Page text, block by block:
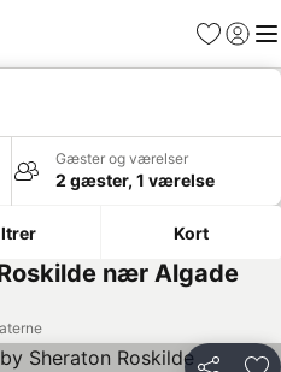
Favoritter
Log ind
Gæster og værelser
2 gæster, 1 værelse
Kort
nær Algade